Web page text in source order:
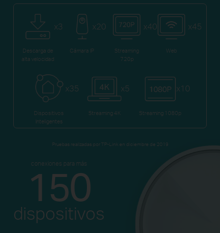
conexiones para más
150
dispositivos
x3
Descarga de
alta velocidad
x20
Cámara IP
x40
Streaming
720p
x45
Web
x35
Dispositivos
Inteligentes
x5
Streaming 4K
x10
Streaming 1080p
Pruebas realizadas por TP-Link en diciembre de 2019